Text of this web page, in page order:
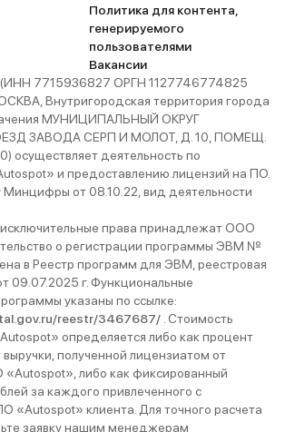
Политика для контента,
генерируемого
пользователями
Вакансии
7715936827 ОРГН 1127746774825
Внутригородская территория города
МУНИЦИПАЛЬНЫЙ ОКРУГ
ЗАВОДА СЕРП И МОЛОТ, Д. 10, ПОМЕЩ.
осуществляет деятельность по
и предоставлению лицензий на ПО.
Минцифры от 08.10.22, вид деятельности
права принадлежат ООО
о регистрации программы ЭВМ №
в Реестр программ для ЭВМ, реестровая
09.07.2025 г. Функциональные
указаны по ссылке:
reestr/3467687/ . Стоимость
определяется либо как процент
выручки, полученной лицензиатом от
«Autospot», либо как фиксированный
за каждого привлеченного с
«Autospot» клиента. Для точного расчета
заявку нашим менеджерам